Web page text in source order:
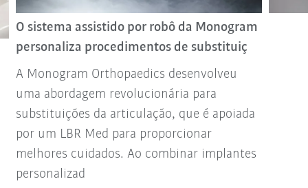
O sistema assistido por robô da Monogram
personaliza procedimentos de substituiç
A Monogram Orthopaedics desenvolveu
uma abordagem revolucionária para
substituições da articulação, que é apoiada
por um LBR Med para proporcionar
melhores cuidados. Ao combinar implantes
personalizad